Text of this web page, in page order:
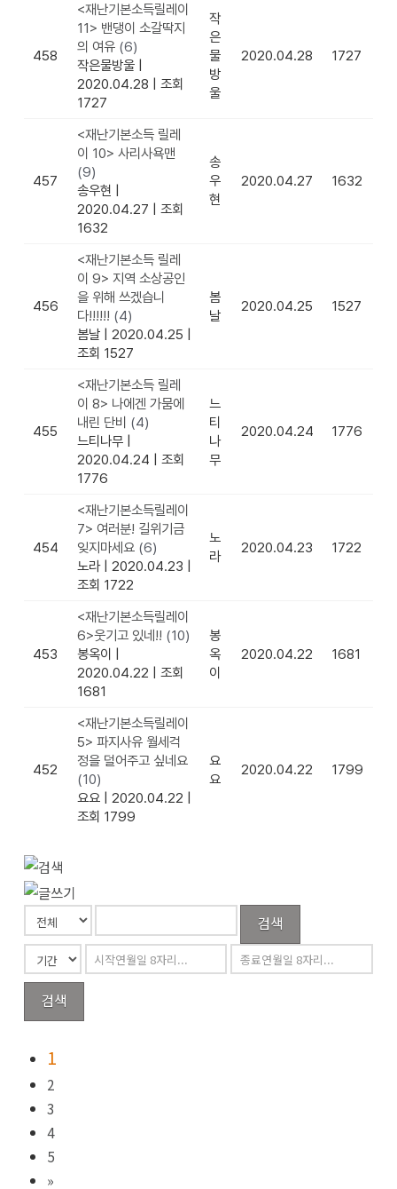
458
<재난기본소득릴레이
11> 밴댕이 소갈딱지
의 여유 (6)
작은물방울 |
2020.04.28 | 조회
1727
작
은
물
방
울
2020.04.28 1727
457
<재난기본소득 릴레
이 10> 사리사욕맨
(9)
송우현 |
2020.04.27 | 조회
1632
송
우
현
2020.04.27 1632
456
<재난기본소득 릴레
이 9> 지역 소상공인
을 위해 쓰겠습니
다!!!!!! (4)
봄날 | 2020.04.25 |
조회 1527
봄
날
2020.04.25 1527
455
<재난기본소득 릴레
이 8> 나에겐 가뭄에
내린 단비 (4)
느티나무 |
2020.04.24 | 조회
1776
느
티
나
무
2020.04.24 1776
454
<재난기본소득릴레이
7> 여러분! 길위기금
잊지마세요 (6)
노라 | 2020.04.23 |
조회 1722
노
라
2020.04.23 1722
453
<재난기본소득릴레이
6>웃기고 있네!! (10)
봉옥이 |
2020.04.22 | 조회
1681
봉
옥
이
2020.04.22 1681
452
<재난기본소득릴레이
5> 파지사유 월세걱
정을 덜어주고 싶네요
(10)
요요 | 2020.04.22 |
조회 1799
요
요
2020.04.22 1799
검색
검색
1
2
3
4
5
»